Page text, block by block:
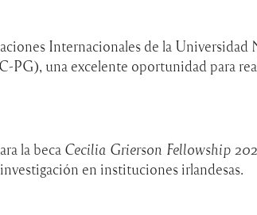
Internacionales de la
PG), una excelente oportunidad para
la beca Cecilia Grierson Fellowship
en instituciones irlandesas.